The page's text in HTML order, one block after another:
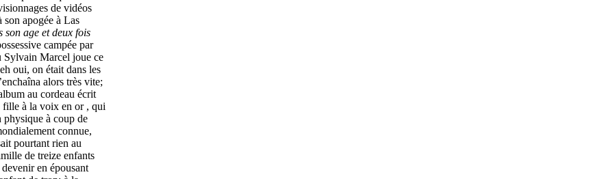
de vidéos
son apogée à Las
son age et deux fois
campée par
Sylvain Marcel joue ce
oui, on était dans les
alors très vite;
au cordeau écrit
fille à la voix en or , qui
physique à coup de
connue,
pourtant rien au
de treize enfants
en épousant